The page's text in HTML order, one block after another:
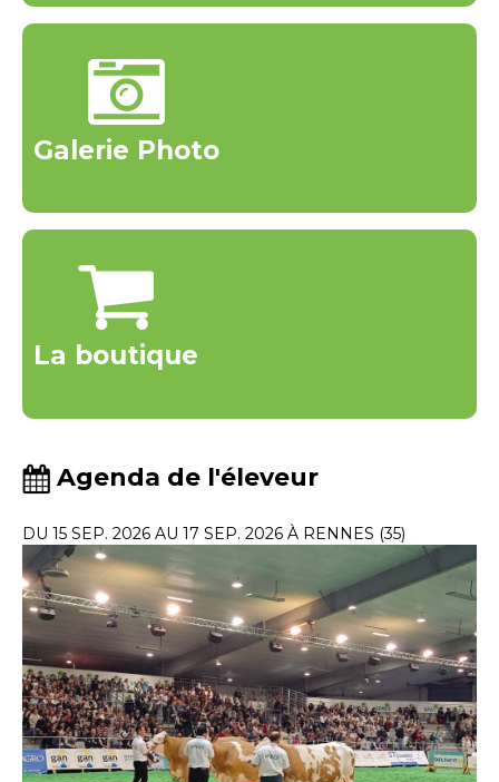
Galerie Photo
La boutique
Agenda de l'éleveur
DU 15 SEP. 2026 AU 17 SEP. 2026 À RENNES (35)